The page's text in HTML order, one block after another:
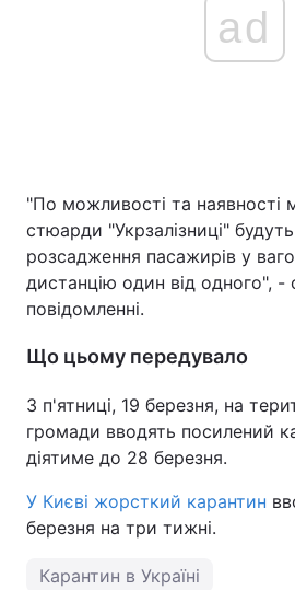
ad
"По можливості та наявності
стюарди "Укрзалізниці"
розсадження пасажирів у
дистанцію один від одного", -
повідомленні.
Що цьому передувало
З п'ятниці, 19 березня, на
громади вводять посилений
діятиме до 28 березня.
У Києві жорсткий карантин
березня на три тижні.
Карантин в Україні